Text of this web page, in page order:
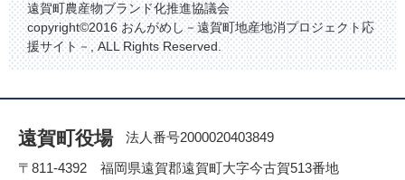
遠賀町農産物ブランド化推進協議会
copyright©2016 おんがめし－遠賀町地産地消プロジェクト応
援サイト－, ALL Rights Reserved.
遠賀町役場
法人番号2000020403849
〒811-4392 福岡県遠賀郡遠賀町大字今古賀513番地